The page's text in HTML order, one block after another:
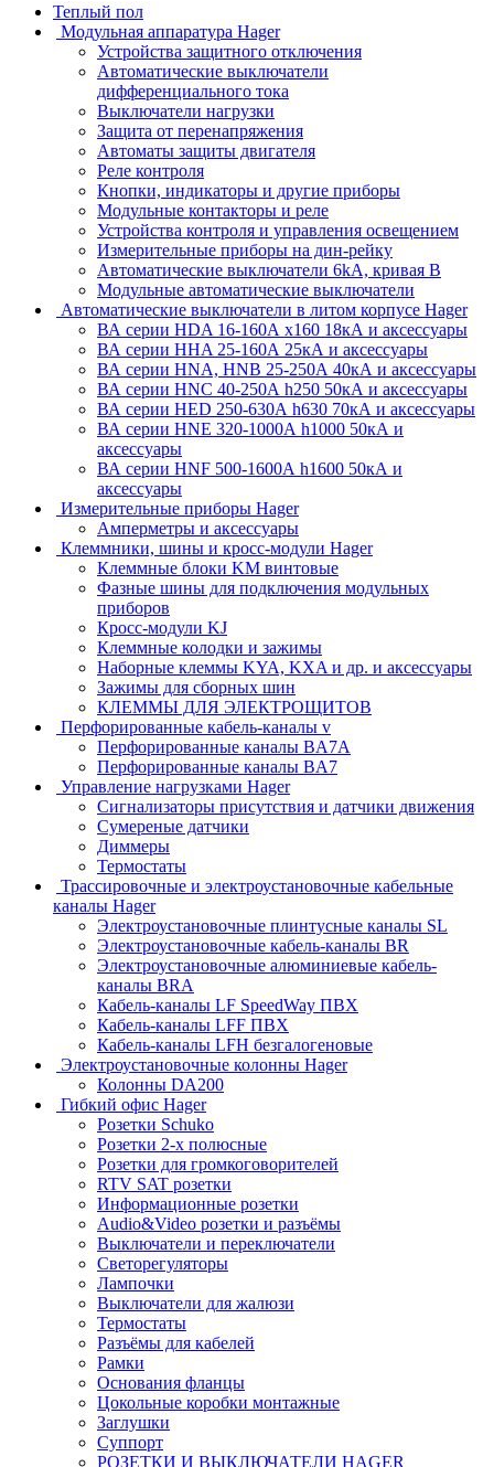
Теплый пол
Модульная аппаратура Hager
Устройства защитного отключения
Автоматические выключатели
дифференциального тока
Выключатели нагрузки
Защита от перенапряжения
Автоматы защиты двигателя
Реле контроля
Кнопки, индикаторы и другие приборы
Модульные контакторы и реле
Устройства контроля и управления освещением
Измерительные приборы на дин-рейку
Автоматические выключатели 6kA, кривая В
Модульные автоматические выключатели
Автоматические выключатели в литом корпусе Hager
ВА серии HDA 16-160А x160 18кА и аксессуары
ВА серии HHA 25-160А 25кА и аксессуары
ВА серии HNA, HNB 25-250А 40кА и аксессуары
ВА серии HNC 40-250А h250 50кА и аксессуары
ВА серии HED 250-630А h630 70кА и аксессуары
ВА серии HNE 320-1000А h1000 50кА и
аксессуары
ВА серии HNF 500-1600А h1600 50кА и
аксессуары
Измерительные приборы Hager
Амперметры и аксессуары
Клеммники, шины и кросс-модули Hager
Клеммные блоки KM винтовые
Фазные шины для подключения модульных
приборов
Кросс-модули KJ
Клеммные колодки и зажимы
Наборные клеммы KYA, KXA и др. и аксессуары
Зажимы для сборных шин
КЛЕММЫ ДЛЯ ЭЛЕКТРОЩИТОВ
Перфорированные кабель-каналы v
Перфорированные каналы BA7A
Перфорированные каналы BA7
Управление нагрузками Hager
Сигнализаторы присутствия и датчики движения
Сумереные датчики
Диммеры
Термостаты
Трассировочные и электроустановочные кабельные
каналы Hager
Электроустановочные плинтусные каналы SL
Электроустановочные кабель-каналы BR
Электроустановочные алюминиевые кабель-
каналы BRA
Кабель-каналы LF SpeedWay ПВХ
Кабель-каналы LFF ПВХ
Кабель-каналы LFH безгалогеновые
Электроустановочные колонны Hager
Колонны DA200
Гибкий офис Hager
Розетки Schuko
Розетки 2-х полюсные
Розетки для громкоговорителей
RTV SAT розетки
Информационные розетки
Audio&Video розетки и разъёмы
Выключатели и переключатели
Светорегуляторы
Лампочки
Выключатели для жалюзи
Термостаты
Разъёмы для кабелей
Рамки
Основания фланцы
Цокольные коробки монтажные
Заглушки
Суппорт
РОЗЕТКИ И ВЫКЛЮЧАТЕЛИ HAGER